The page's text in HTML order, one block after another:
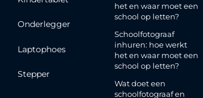
Onderlegger
Laptophoes
Stepper
het en waar moet een
school op letten?
Schoolfotograaf
inhuren: hoe werkt
het en waar moet een
school op letten?
Wat doet een
schoolfotograaf en